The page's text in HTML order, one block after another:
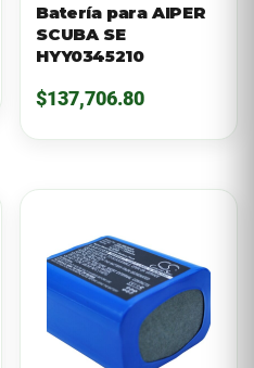
Batería para AIPER
SCUBA SE
HYY0345210
$137,706.80